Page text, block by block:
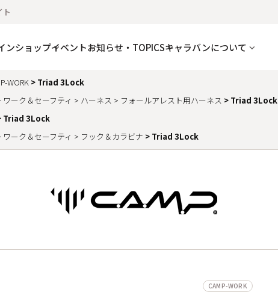
ンショップイベントお知らせ・TOPICSキャラバンについて
WORK
Triad 3Lock
ワーク＆セーフティ
ハーネス フォールアレスト用ハーネス
Triad 3Lock
Triad 3Lock
ワーク＆セーフティ
フック＆カラビナ Triad 3Lock
CAMP-WORK